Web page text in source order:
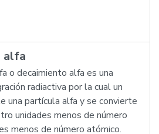
alfa
o decaimiento alfa es una
radiactiva por la cual un
una partícula alfa y se convierte
unidades menos de número
menos de número atómico.